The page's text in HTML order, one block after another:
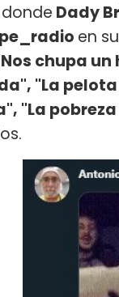
Dady
en
chupa
"La
"La